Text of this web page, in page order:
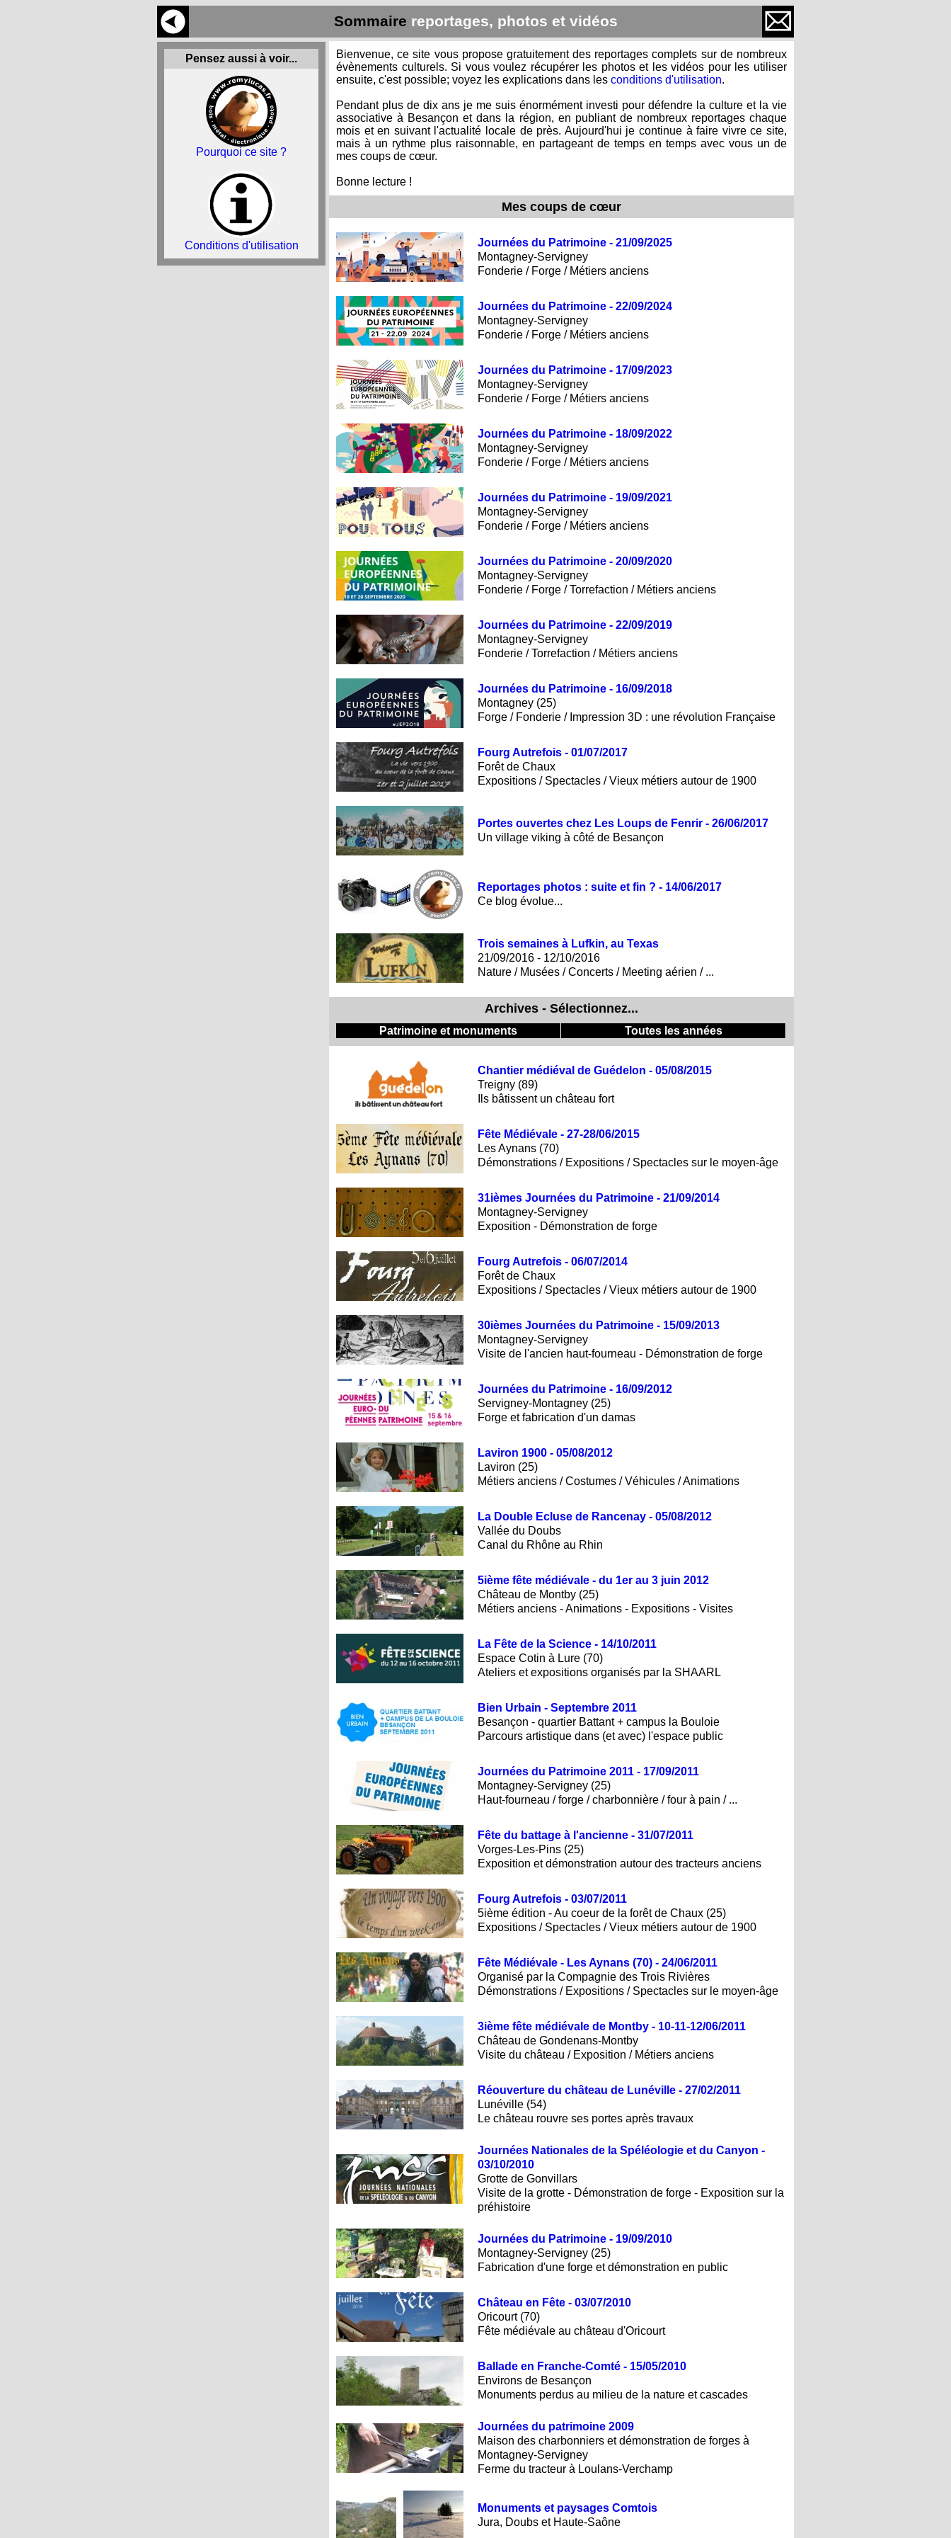
Sommaire reportages, photos et vidéos
Pensez aussi à voir...
Pourquoi ce site ?
Conditions d'utilisation
Bienvenue, ce site vous propose gratuitement des reportages complets sur de nombreux
évènements culturels. Si vous voulez récupérer les photos et les vidéos pour les utiliser
ensuite, c'est possible; voyez les explications dans les conditions d'utilisation.
Pendant plus de dix ans je me suis énormément investi pour défendre la culture et la vie
associative à Besançon et dans la région, en publiant de nombreux reportages chaque
mois et en suivant l'actualité locale de près. Aujourd'hui je continue à faire vivre ce site,
mais à un rythme plus raisonnable, en partageant de temps en temps avec vous un de
mes coups de cœur.
Bonne lecture !
Mes coups de cœur
Journées du Patrimoine - 21/09/2025
Montagney-Servigney
Fonderie / Forge / Métiers anciens
Journées du Patrimoine - 22/09/2024
Montagney-Servigney
Fonderie / Forge / Métiers anciens
Journées du Patrimoine - 17/09/2023
Montagney-Servigney
Fonderie / Forge / Métiers anciens
Journées du Patrimoine - 18/09/2022
Montagney-Servigney
Fonderie / Forge / Métiers anciens
Journées du Patrimoine - 19/09/2021
Montagney-Servigney
Fonderie / Forge / Métiers anciens
Journées du Patrimoine - 20/09/2020
Montagney-Servigney
Fonderie / Forge / Torrefaction / Métiers anciens
Journées du Patrimoine - 22/09/2019
Montagney-Servigney
Fonderie / Torrefaction / Métiers anciens
Journées du Patrimoine - 16/09/2018
Montagney (25)
Forge / Fonderie / Impression 3D : une révolution Française
Fourg Autrefois - 01/07/2017
Forêt de Chaux
Expositions / Spectacles / Vieux métiers autour de 1900
Portes ouvertes chez Les Loups de Fenrir - 26/06/2017
Un village viking à côté de Besançon
Reportages photos : suite et fin ? - 14/06/2017
Ce blog évolue...
Trois semaines à Lufkin, au Texas
21/09/2016 - 12/10/2016
Nature / Musées / Concerts / Meeting aérien / ...
Archives - Sélectionnez...
Patrimoine et monuments Toutes les années
Chantier médiéval de Guédelon - 05/08/2015
Treigny (89)
Ils bâtissent un château fort
Fête Médiévale - 27-28/06/2015
Les Aynans (70)
Démonstrations / Expositions / Spectacles sur le moyen-âge
31ièmes Journées du Patrimoine - 21/09/2014
Montagney-Servigney
Exposition - Démonstration de forge
Fourg Autrefois - 06/07/2014
Forêt de Chaux
Expositions / Spectacles / Vieux métiers autour de 1900
30ièmes Journées du Patrimoine - 15/09/2013
Montagney-Servigney
Visite de l'ancien haut-fourneau - Démonstration de forge
Journées du Patrimoine - 16/09/2012
Servigney-Montagney (25)
Forge et fabrication d'un damas
Laviron 1900 - 05/08/2012
Laviron (25)
Métiers anciens / Costumes / Véhicules / Animations
La Double Ecluse de Rancenay - 05/08/2012
Vallée du Doubs
Canal du Rhône au Rhin
5ième fête médiévale - du 1er au 3 juin 2012
Château de Montby (25)
Métiers anciens - Animations - Expositions - Visites
La Fête de la Science - 14/10/2011
Espace Cotin à Lure (70)
Ateliers et expositions organisés par la SHAARL
Bien Urbain - Septembre 2011
Besançon - quartier Battant + campus la Bouloie
Parcours artistique dans (et avec) l'espace public
Journées du Patrimoine 2011 - 17/09/2011
Montagney-Servigney (25)
Haut-fourneau / forge / charbonnière / four à pain / ...
Fête du battage à l'ancienne - 31/07/2011
Vorges-Les-Pins (25)
Exposition et démonstration autour des tracteurs anciens
Fourg Autrefois - 03/07/2011
5ième édition - Au coeur de la forêt de Chaux (25)
Expositions / Spectacles / Vieux métiers autour de 1900
Fête Médiévale - Les Aynans (70) - 24/06/2011
Organisé par la Compagnie des Trois Rivières
Démonstrations / Expositions / Spectacles sur le moyen-âge
3ième fête médiévale de Montby - 10-11-12/06/2011
Château de Gondenans-Montby
Visite du château / Exposition / Métiers anciens
Réouverture du château de Lunéville - 27/02/2011
Lunéville (54)
Le château rouvre ses portes après travaux
Journées Nationales de la Spéléologie et du Canyon -
03/10/2010
Grotte de Gonvillars
Visite de la grotte - Démonstration de forge - Exposition sur la
préhistoire
Journées du Patrimoine - 19/09/2010
Montagney-Servigney (25)
Fabrication d'une forge et démonstration en public
Château en Fête - 03/07/2010
Oricourt (70)
Fête médiévale au château d'Oricourt
Ballade en Franche-Comté - 15/05/2010
Environs de Besançon
Monuments perdus au milieu de la nature et cascades
Journées du patrimoine 2009
Maison des charbonniers et démonstration de forges à
Montagney-Servigney
Ferme du tracteur à Loulans-Verchamp
Monuments et paysages Comtois
Jura, Doubs et Haute-Saône